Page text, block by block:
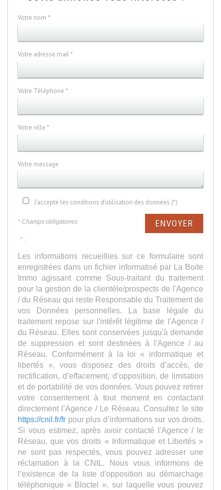
Votre nom *
Votre adresse mail *
Votre Téléphone *
Votre ville *
Votre message
J'accepte les conditions d'utilisation des données (*)
* Champs obligatoires ENVOYER
* :
Les informations recueillies sur ce formulaire sont
enregistrées dans un fichier informatisé par La Boite
Immo agissant comme Sous-traitant du traitement
pour la gestion de la clientèle/prospects de l'Agence
/ du Réseau qui reste Responsable du Traitement de
vos Données personnelles. La base légale du
traitement repose sur l'intérêt légitime de l'Agence /
du Réseau. Elles sont conservées jusqu'à demande
de suppression et sont destinées à l'Agence / au
Réseau. Conformément à la loi « informatique et
libertés », vous disposez des droits d’accès, de
rectification, d’effacement, d’opposition, de limitation
et de portabilité de vos données. Vous pouvez retirer
votre consentement à tout moment en contactant
directement l’Agence / Le Réseau. Consultez le site
https://cnil.fr/fr pour plus d’informations sur vos droits.
Si vous estimez, après avoir contacté l'Agence / le
Réseau, que vos droits « Informatique et Libertés »
ne sont pas respectés, vous pouvez adresser une
réclamation à la CNIL. Nous vous informons de
l’existence de la liste d'opposition au démarchage
téléphonique « Bloctel », sur laquelle vous pouvez